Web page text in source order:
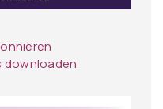
downloaden